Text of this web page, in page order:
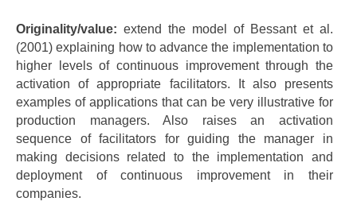
Originality/value: extend the model of Bessant et al.
(2001) explaining how to advance the implementation to
higher levels of continuous improvement through the
activation of appropriate facilitators. It also presents
examples of applications that can be very illustrative for
production managers. Also raises an activation
sequence of facilitators for guiding the manager in
making decisions related to the implementation and
deployment of continuous improvement in their
companies.